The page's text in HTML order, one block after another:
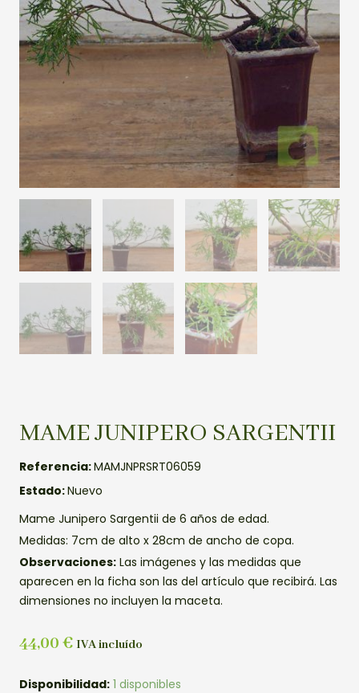
MAME JUNIPERO SARGENTII
Referencia:MAMJNPRSRT06059
Estado:Nuevo
Mame Junipero Sargentii de 6 años de edad.
Medidas: 7cm de alto x 28cm de ancho de copa.
Observaciones: Las imágenes y las medidas que
aparecen en la ficha son las del artículo que recibirá. Las
dimensiones no incluyen la maceta.
44,00 € IVA incluído
Disponibilidad: 1 disponibles
MAME